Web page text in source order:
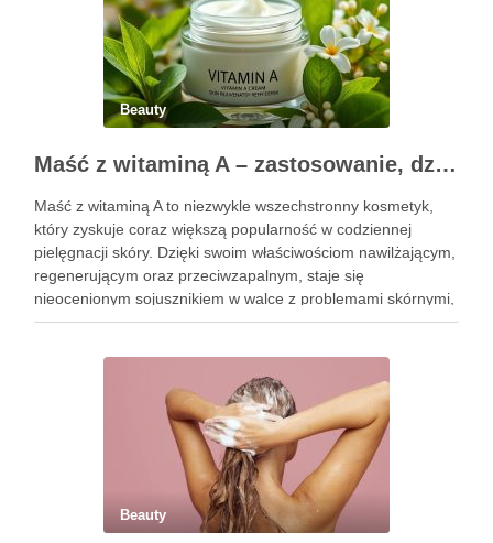
Beauty
Maść z witaminą A – zastosowanie, działanie i bezpieczeństwo stosowania
Maść z witaminą A to niezwykle wszechstronny kosmetyk,
który zyskuje coraz większą popularność w codziennej
pielęgnacji skóry. Dzięki swoim właściwościom nawilżającym,
regenerującym oraz przeciwzapalnym, staje się
nieocenionym sojusznikiem w walce z problemami skórnymi,
takimi jak zmarszczki, trądzik czy podrażnienia. Jej działanie
Beauty